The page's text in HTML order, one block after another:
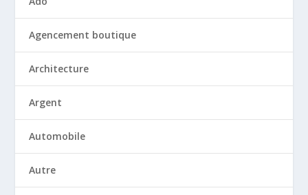
Agencement boutique
Architecture
Argent
Automobile
Autre